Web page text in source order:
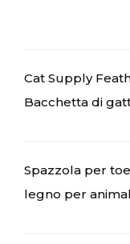
Cat Supply
Bacchetta di
Spazzola per
legno per